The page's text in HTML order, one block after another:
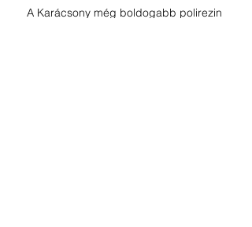
A Karácsony még boldogabb polirezin